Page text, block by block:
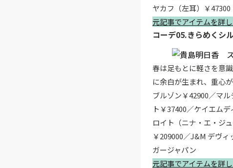
ヤカフ（左耳）￥
元記事でアイテムを詳
コーデ05.きらめくシ
春は足もとに軽さを意
に余白が生まれ、重心
ブルゾン￥42900／マ
ト￥37400／ケイエム
ロイト（ニナ・エ・ジ
￥209000／J&M デヴ
ガージャパン
元記事でアイテムを詳